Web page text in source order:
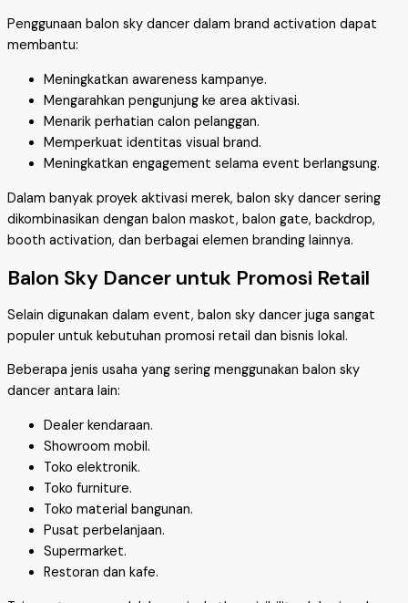
Penggunaan balon sky dancer dalam brand activation dapat
membantu:
Meningkatkan awareness kampanye.
Mengarahkan pengunjung ke area aktivasi.
Menarik perhatian calon pelanggan.
Memperkuat identitas visual brand.
Meningkatkan engagement selama event berlangsung.
Dalam banyak proyek aktivasi merek, balon sky dancer sering
dikombinasikan dengan balon maskot, balon gate, backdrop,
booth activation, dan berbagai elemen branding lainnya.
Balon Sky Dancer untuk Promosi Retail
Selain digunakan dalam event, balon sky dancer juga sangat
populer untuk kebutuhan promosi retail dan bisnis lokal.
Beberapa jenis usaha yang sering menggunakan balon sky
dancer antara lain:
Dealer kendaraan.
Showroom mobil.
Toko elektronik.
Toko furniture.
Toko material bangunan.
Pusat perbelanjaan.
Supermarket.
Restoran dan kafe.